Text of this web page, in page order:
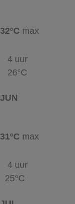
32°C max
4 uur
26°C
JUN
31°C max
4 uur
25°C